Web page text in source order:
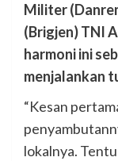
Militer
(Brigjen) TNI
harmoni ini
menjalankan
“Kesan
lokalnya.